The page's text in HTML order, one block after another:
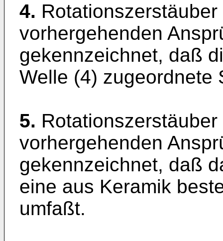
4.
vorhergehenden
gekennzeichnet, daß
Welle (4) zugeordnete
5.
vorhergehenden
gekennzeichnet, daß
eine aus Keramik
umfaßt.